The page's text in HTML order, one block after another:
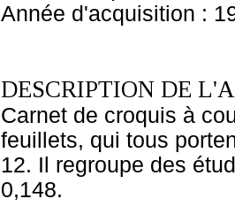
Année d'acquisition :
DESCRIPTION DE
Carnet de croquis à
feuillets, qui tous
12. Il regroupe des
0,148.